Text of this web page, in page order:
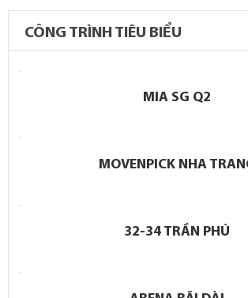
CÔNG TRÌNH TIÊU BIỂU
MIA SG Q2
MOVENPICK NHA
32-34 TRẦN PHÚ